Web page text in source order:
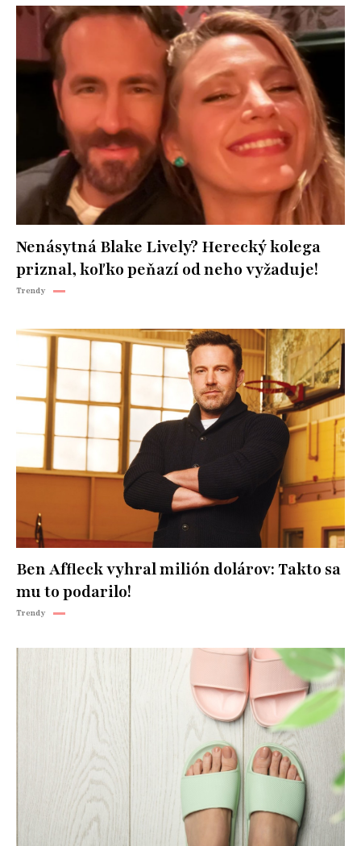
Nenásytná Blake Lively? Herecký kolega
priznal, koľko peňazí od neho vyžaduje!
Trendy
Ben Affleck vyhral milión dolárov: Takto sa
mu to podarilo!
Trendy